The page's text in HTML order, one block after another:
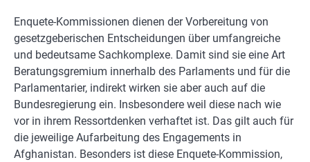
Enquete-Kommissionen dienen der Vorbereitung von
gesetzgeberischen Entscheidungen über umfangreiche
und bedeutsame Sachkomplexe. Damit sind sie eine Art
Beratungsgremium innerhalb des Parlaments und für die
Parlamentarier, indirekt wirken sie aber auch auf die
Bundesregierung ein. Insbesondere weil diese nach wie
vor in ihrem Ressortdenken verhaftet ist. Das gilt auch für
die jeweilige Aufarbeitung des Engagements in
Afghanistan. Besonders ist diese Enquete-Kommission,